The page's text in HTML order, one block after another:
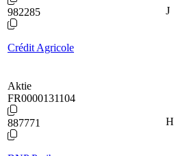
982285
Crédit Agricole
J
Aktie
FR0000131104
887771 H